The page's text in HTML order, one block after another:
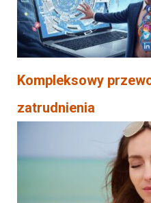
Kompleksowy
zatrudnienia